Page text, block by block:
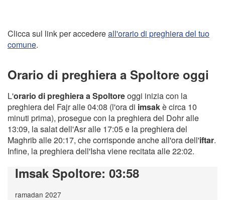
Clicca sul link per accedereall'orario di preghiera del tuo
comune.
Orario di preghiera a Spoltore oggi
L'orario di preghiera a Spoltoreoggi inizia con la
preghiera del Fajr alle 04:08 (l'ora di imsakè circa 10
minuti prima), prosegue con la preghiera del Dohr alle
13:09, la salat dell'Asr alle 17:05 e la preghiera del
Maghrib alle 20:17, che corrisponde anche all'ora dell'iftar.
Infine, la preghiera dell'Isha viene recitata alle 22:02.
Imsak Spoltore: 03:58
ramadan 2027